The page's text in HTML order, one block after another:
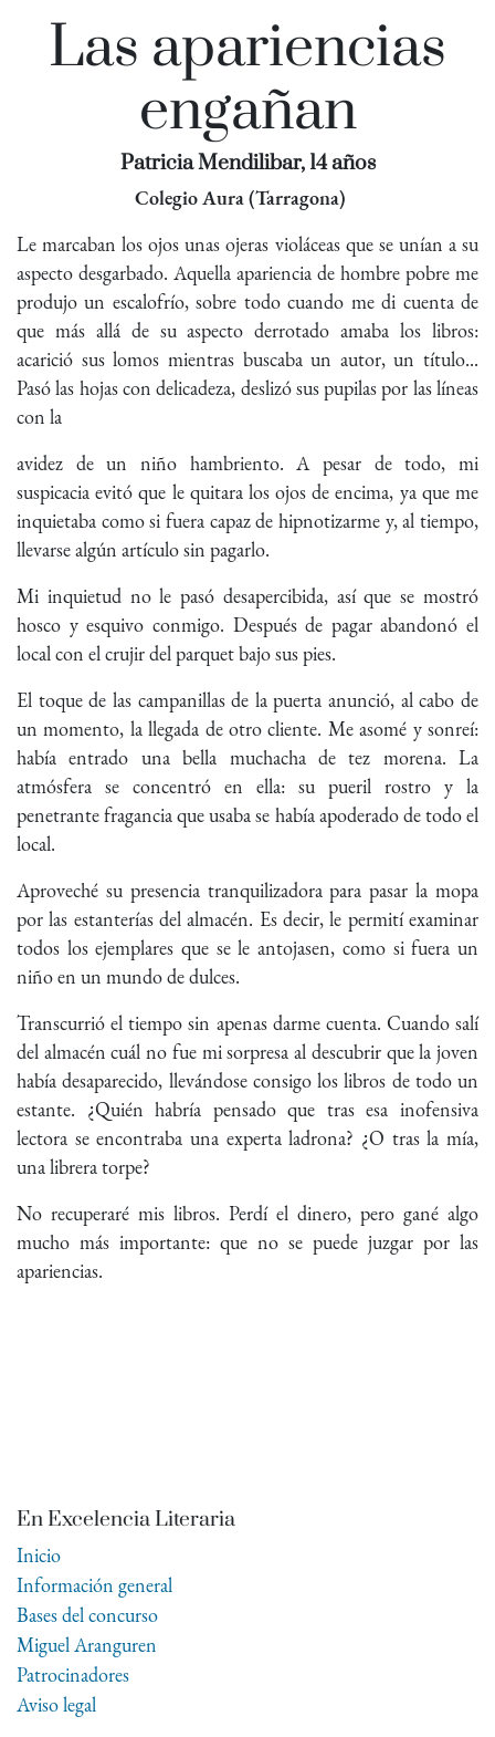
Las apariencias
engañan
Patricia Mendilibar, 14 años
Colegio Aura (Tarragona)
Le marcaban los ojos unas ojeras violáceas que se unían a su
aspecto desgarbado. Aquella apariencia de hombre pobre me
produjo un escalofrío, sobre todo cuando me di cuenta de
que más allá de su aspecto derrotado amaba los libros:
acarició sus lomos mientras buscaba un autor, un título...
Pasó las hojas con delicadeza, deslizó sus pupilas por las líneas
con la
avidez de un niño hambriento. A pesar de todo, mi
suspicacia evitó que le quitara los ojos de encima, ya que me
inquietaba como si fuera capaz de hipnotizarme y, al tiempo,
llevarse algún artículo sin pagarlo.
Mi inquietud no le pasó desapercibida, así que se mostró
hosco y esquivo conmigo. Después de pagar abandonó el
local con el crujir del parquet bajo sus pies.
El toque de las campanillas de la puerta anunció, al cabo de
un momento, la llegada de otro cliente. Me asomé y sonreí:
había entrado una bella muchacha de tez morena. La
atmósfera se concentró en ella: su pueril rostro y la
penetrante fragancia que usaba se había apoderado de todo el
local.
Aproveché su presencia tranquilizadora para pasar la mopa
por las estanterías del almacén. Es decir, le permití examinar
todos los ejemplares que se le antojasen, como si fuera un
niño en un mundo de dulces.
Transcurrió el tiempo sin apenas darme cuenta. Cuando salí
del almacén cuál no fue mi sorpresa al descubrir que la joven
había desaparecido, llevándose consigo los libros de todo un
estante. ¿Quién habría pensado que tras esa inofensiva
lectora se encontraba una experta ladrona? ¿O tras la mía,
una librera torpe?
No recuperaré mis libros. Perdí el dinero, pero gané algo
mucho más importante: que no se puede juzgar por las
apariencias.
En Excelencia Literaria
Inicio
Información general
Bases del concurso
Miguel Aranguren
Patrocinadores
Aviso legal